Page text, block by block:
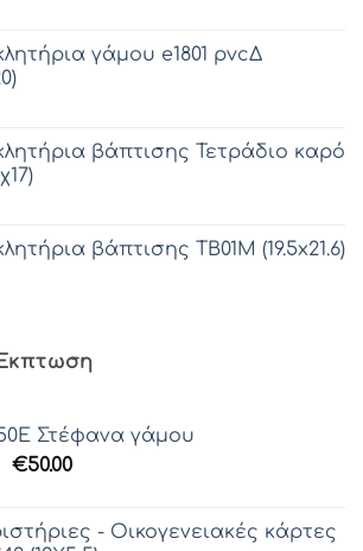
γάμου e1801 pvcΔ
βάπτισης Τετράδιο καρό
βάπτισης ΤΒ01Μ (19.5x21.6)
Στέφανα γάμου
Original
€85.00.
€50.00Η
είναι:- Οικογενειακές κάρτες